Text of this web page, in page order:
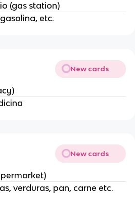
(gas station)
etc.
New cards
New cards
verduras, pan, carne etc.